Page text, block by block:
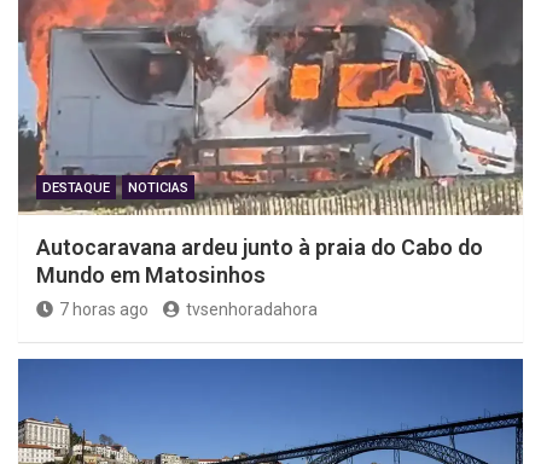
DESTAQUE NOTICIAS
Autocaravana ardeu junto à praia do Cabo do
Mundo em Matosinhos
7 horas ago tvsenhoradahora